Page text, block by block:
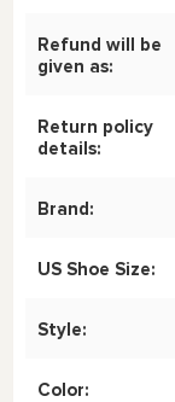
Refund will be
given as:
Return policy
details:
Brand:
US Shoe Size:
Style:
Color: